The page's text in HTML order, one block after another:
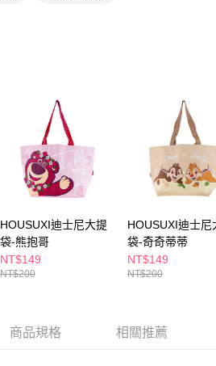
享後付」後，將跳轉至「AFTEE先享後付」
，點擊此簡訊中的連結，可透過四大超商／
行付款，方視為交易完成。
需立刻繳費，但若您需要取消訂單，請聯絡
取消之訂單仍視為有效，需透過AFTEE先享
先享後付 」之結帳頁面顯示為準，若有關於
退款等相關疑問，請聯繫「AFTEE先享後付
support/home
司提供之「AFTEE先享後付」服務完成之交
供個人資料，並將交易相關給付款項請求債
。
瀏覽以下網址：
，將依據個別帳號之用戶狀況，依本公司即
上)免運費
以上)免運費
以上)免運費
以上)免運費
上)免運費
以上)免運費
HOUSUXI迪士尼大提
袋-熊抱哥
NT$149
NT$200
HOUSUXI迪士尼
袋-奇奇蒂蒂
NT$149
NT$200
商品規格 相關推薦